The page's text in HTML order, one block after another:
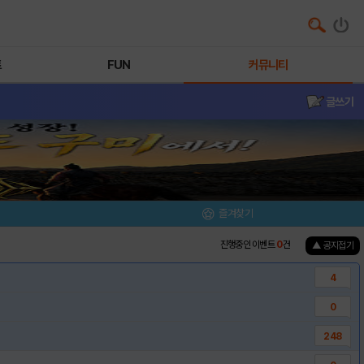
FUN 커뮤니티
글쓰기
즐겨찾기
진행중인 이벤트0건 ▲ 공지접기
4
0
248